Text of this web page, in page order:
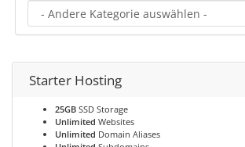
Starter Hosting
25GB SSD Storage
Unlimited Websites
Unlimited Domain Aliases